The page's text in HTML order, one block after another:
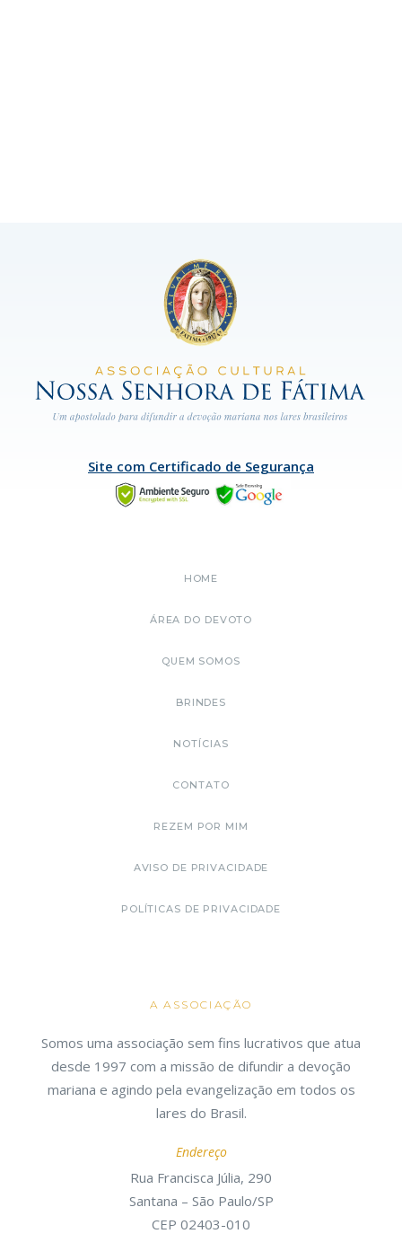
Site com Certificado de Segurança
HOME
ÁREA DO DEVOTO
QUEM SOMOS
BRINDES
NOTÍCIAS
CONTATO
REZEM POR MIM
AVISO DE PRIVACIDADE
POLÍTICAS DE PRIVACIDADE
A ASSOCIAÇÃO
Somos uma associação sem fins lucrativos que atua
desde 1997 com a missão de difundir a devoção
mariana e agindo pela evangelização em todos os
lares do Brasil.
Endereço
Rua Francisca Júlia, 290
Santana – São Paulo/SP
CEP 02403-010